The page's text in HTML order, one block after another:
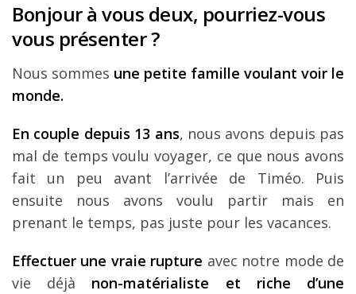
Mes guides voyage
L’auteur
Bonjour à vous deux, pourriez-vous
vous présenter ?
Nous sommes une petite famille voulant voir le
monde.
En couple depuis 13 ans, nous avons depuis pas
mal de temps voulu voyager, ce que nous avons
fait un peu avant l’arrivée de Timéo. Puis
ensuite nous avons voulu partir mais en
prenant le temps, pas juste pour les vacances.
Effectuer une vraie rupture avec notre mode de
vie déjà non-matérialiste et riche d’une